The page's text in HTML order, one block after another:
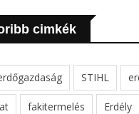
cimkék
STIHL
fakitermelés Erdély